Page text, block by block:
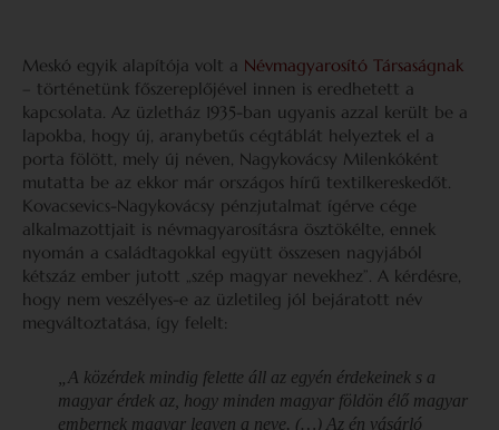
Meskó egyik alapítója volt a Névmagyarosító Társaságnak
– történetünk főszereplőjével innen is eredhetett a
kapcsolata. Az üzletház 1935-ban ugyanis azzal került be a
lapokba, hogy új, aranybetűs cégtáblát helyeztek el a
porta fölött, mely új néven, Nagykovácsy Milenkóként
mutatta be az ekkor már országos hírű textilkereskedőt.
Kovacsevics-Nagykovácsy pénzjutalmat ígérve cége
alkalmazottjait is névmagyarosításra ösztökélte, ennek
nyomán a családtagokkal együtt összesen nagyjából
kétszáz ember jutott „szép magyar nevekhez”. A kérdésre,
hogy nem veszélyes-e az üzletileg jól bejáratott név
megváltoztatása, így felelt:
„A közérdek mindig felette áll az egyén érdekeinek s a
magyar érdek az, hogy minden magyar földön élő magyar
embernek magyar legyen a neve. (…) Az én vásárló